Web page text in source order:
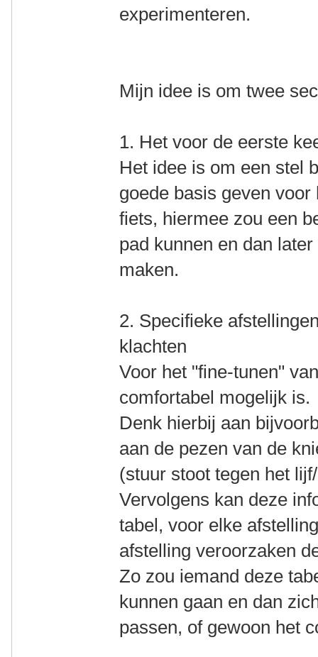
experimenteren.
Mijn idee is om twee
1. Het voor de eerste
Het idee is om een stel
goede basis geven
fiets, hiermee zou een
pad kunnen en dan
maken.
2. Specifieke
klachten
Voor het "fine-tunen"
comfortabel mogelijk is.
Denk hierbij aan
aan de pezen van de
(stuur stoot tegen het
Vervolgens kan deze
tabel, voor elke
afstelling veroorzaken
Zo zou iemand deze
kunnen gaan en dan
passen, of gewoon het